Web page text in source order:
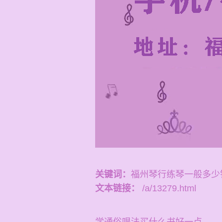
关键词： 福州琴行练琴一般多
文本链接：
/a/13279.html